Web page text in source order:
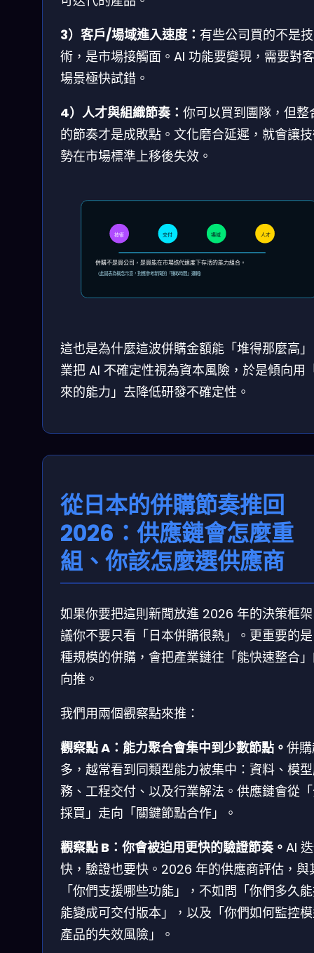
3）客戶/場域進入速度： 有些公司買的不是技
術，是市場接觸面。AI 功能要變現，需要對
場景極快試錯。
4）人才與組織節奏： 你可以買到團隊，但整
的節奏才是成敗點。文化磨合延遲，就會讓
勢在市場標準上移後失效。
技術 交付 場域 人才
併購不是買公司，是買能在市場迭代速度下存活的能力組合。
（此圖表為概念示意，對應參考新聞的「賺取時間」邏輯）
這也是為什麼這波併購金額能「堆得那麼高
業把 AI 不確定性視為資本風險，於是傾向用
來的能力」去降低研發不確定性。
從日本的併購節奏推回
2026：供應鏈會怎麼重
組、你該怎麼選供應商
如果你要把這則新聞放進 2026 年的決策框
議你不要只看「日本併購很熱」。更重要的
種規模的併購，會把產業鏈往「能快速整合
向推。
我們用兩個觀察點來推：
觀察點 A：能力聚合會集中到少數節點。 併
多，越常看到同類型能力被集中：資料、模
務、工程交付、以及行業解法。供應鏈會從
採買」走向「關鍵節點合作」。
觀察點 B：你會被迫用更快的驗證節奏。 AI
快，驗證也要快。2026 年的供應商評估，與
「你們支援哪些功能」，不如問「你們多久
能變成可交付版本」，以及「你們如何監控
產品的失效風險」。